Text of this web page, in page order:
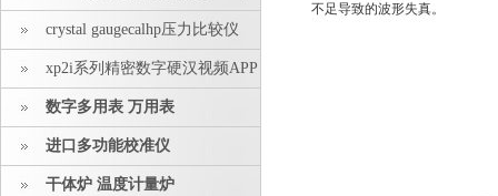
载安装crystal gaugecalhp压力比较仪
xp2i系列精密数字硬汉视频APP
下载安装数字多用表 万用表
进口多功能校准仪
干体炉 温度计量炉
不足导致的波形失真。